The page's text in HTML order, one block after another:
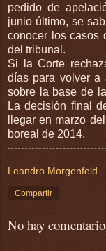
pedido de
junio último, se
conocer los casos
del tribunal.
Si la Corte
días para volver a
sobre la base de
La decisión final
llegar en marzo
boreal de 2014.
Leandro Morgenfeld
Compartir
No hay